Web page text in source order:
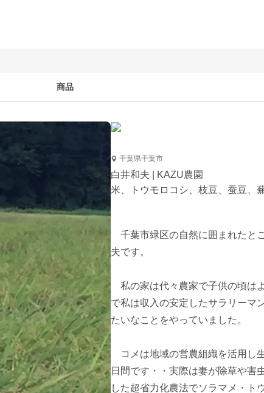
商品
千葉県千葉市
白井和夫 | KAZU農園
米、トウモロコシ、枝豆、蚕豆、
千葉市緑区の自然に囲まれたと
夫です。
私の家は代々農家で子供の頃は
で私は収入の安定したサラリーマ
たいなことをやっていました。
コメは地域の営農組織を活用し
日間です・・実際は妻が除草や害
した超省力化農法でソラマメ・ト